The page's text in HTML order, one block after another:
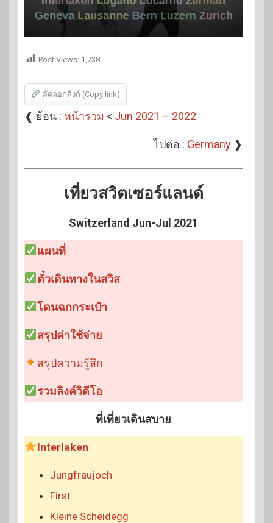
Post Views: 1,738
คัดลอกลิงก์ (Copy link)
❰ ย้อน : หน้ารวม < Jun 2021 – 2022
ไปต่อ : Germany ❱
เที่ยวสวิตเซอร์แลนด์
Switzerland Jun-Jul 2021
แผนที่
ตั๋วเดินทางในสวิส
โดนฉกกระเป๋า
สรุปค่าใช้จ่าย
สรุปความรู้สึก
รวมลิงค์วิดีโอ
ที่เที่ยวเดินสบาย
Interlaken
Jungfraujoch
First
Kleine Scheidegg